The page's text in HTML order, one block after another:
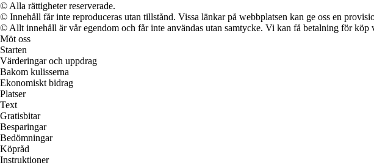
© Alla rättigheter reserverade.
© Innehåll får inte reproduceras utan tillstånd. Vissa länkar på webbplatsen kan ge oss en
© Allt innehåll är vår egendom och får inte användas utan samtycke. Vi kan få betalning för
Möt oss
Starten
Värderingar och uppdrag
Bakom kulisserna
Ekonomiskt bidrag
Platser
Text
Gratisbitar
Besparingar
Bedömningar
Köpråd
Instruktioner